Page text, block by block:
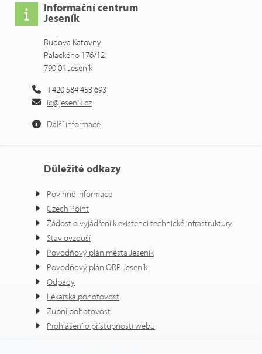
Informační centrum
Jeseník
Budova Katovny
Palackého 176/12
790 01 Jeseník
+420 584 453 693
ic@jesenik.cz
Další informace
Důležité odkazy
Povinné informace
Czech Point
Žádost o vyjádření k existenci technické infrastruktury
Stav ovzduší
Povodňový plán města Jeseník
Povodňový plán ORP Jeseník
Odpady
Lékařská pohotovost
Zubní pohotovost
Prohlášení o přístupnosti webu